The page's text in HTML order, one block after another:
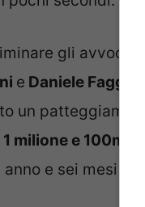
gli
e Daniele Faggi
un
1 milione e
e sei mesi